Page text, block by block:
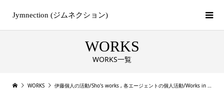
Jymnection (ジムネクション)
WORKS
WORKS一覧
WORKS 伊藤個人の活動/Sho's works , 各エージェントの個人活動/Works in each agent